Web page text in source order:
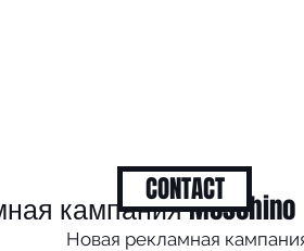
кампания Moschino
Новая рекламная
CONTACT